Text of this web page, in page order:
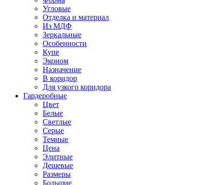
Угловые
Отделка и материал
Из МДФ
Зеркальные
Особенности
Купе
Эконом
Назначение
В коридор
Для узкого коридора
Гардеробные
Цвет
Белые
Светлые
Серые
Темные
Цена
Элитные
Дешевые
Размеры
Большие